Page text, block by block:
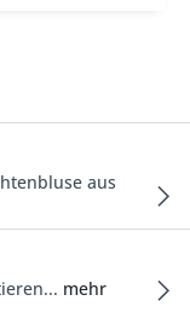
aus
mehr